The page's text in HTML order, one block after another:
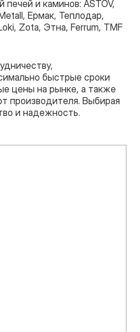
и каминов: ASTOV,
Ермак, Теплодар,
Zota, Этна, Ferrum, TMF
быстрые сроки
цены на рынке, а также
производителя. Выбирая
и надежность.